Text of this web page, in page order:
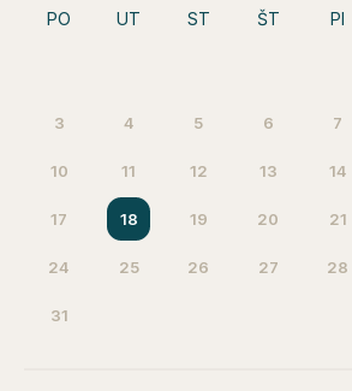
PO UT ST ŠT PI
3 4 5 6 7
10 11 12 13 14
17 18 19 20 21
24 25 26 27 28
31